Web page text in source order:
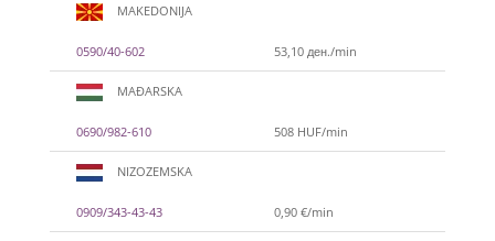
MAKEDONIJA
0590/40-602 53,10 ден./min
MAĐARSKA
0690/982-610 508 HUF/min
NIZOZEMSKA
0909/343-43-43 0,90 €/min